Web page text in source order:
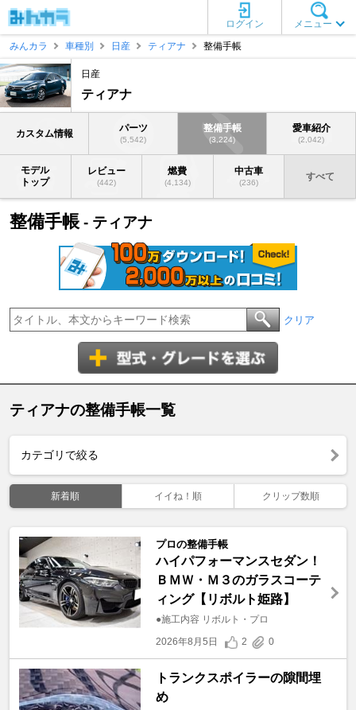
メニュー
ログイン
みんカラ
車種別 日産 ティアナ 整備手帳
日産
ティアナ
カスタム情報 パーツ
(5,542)
整備手帳
(3,224)
愛車紹介
(2,042)
モデル
トップ
レビュー
(442)
燃費
(4,134)
中古車
(236)
すべて
整備手帳 - ティアナ
クリア
ティアナの整備手帳一覧
カテゴリで絞る
新着順 イイね！順 クリップ数順
プロの整備手帳
ハイパフォーマンスセダン！
ＢＭＷ・Ｍ３のガラスコーテ
ィング【リボルト姫路】
●施工内容 リボルト・プロ
2026年8月5日
2 0
トランクスポイラーの隙間埋
め